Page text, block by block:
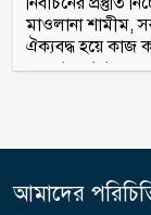
মাওলানা শামীম,
ঐক্যবদ্ধ হয়ে কাজ
অহব্বান জানান
আমাদের